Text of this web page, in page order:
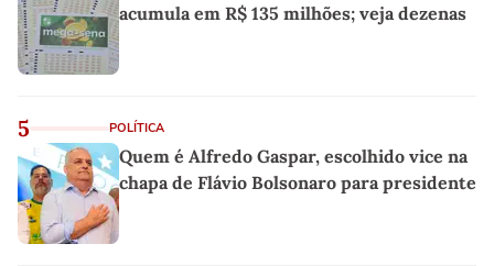
acumula em R$ 135 milhões; veja dezenas
5 POLÍTICA
Quem é Alfredo Gaspar, escolhido vice na
chapa de Flávio Bolsonaro para presidente